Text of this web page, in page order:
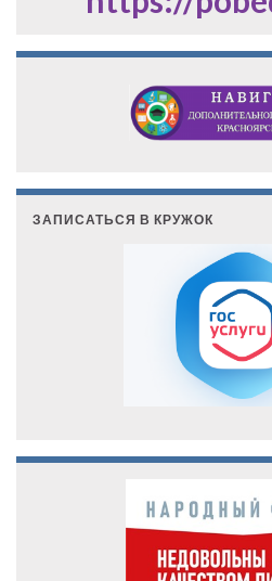
ЗАПИСАТЬСЯ В КРУЖОК